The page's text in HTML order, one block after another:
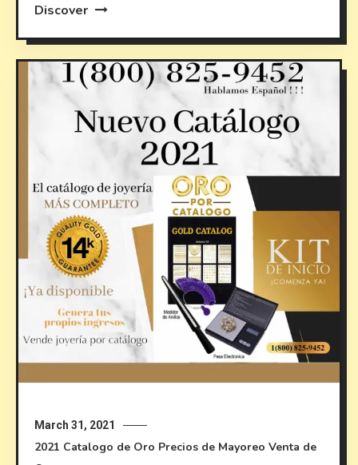
Discover
March 31, 2021
2021 Catalogo de Oro Precios de Mayoreo Venta de